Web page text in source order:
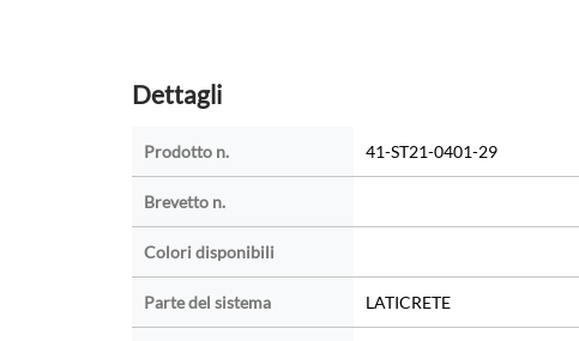
Dettagli
Prodotto n. 41-ST21-0401-29
Brevetto n.
Colori disponibili
Parte del sistema LATICRETE